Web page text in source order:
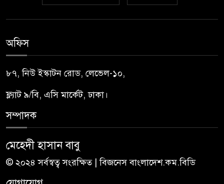
অফিস
৮৭, নিউ ইস্কাটন রোড, লেভেল-১০,
ফ্ল্যাট ৯/বি, এসি মার্কেট, ঢাকা।
সম্পাদক
মেহেদী হাসান বাবু
© ২০২৪ সর্বস্বত্ব সংরক্ষিত | বিজনেস বাংলাদেশ.কম.বিডি